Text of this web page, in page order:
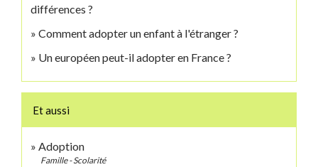
différences ?
Comment adopter un enfant à l'étranger ?
Un européen peut-il adopter en France ?
Et aussi
Adoption
Famille - Scolarité